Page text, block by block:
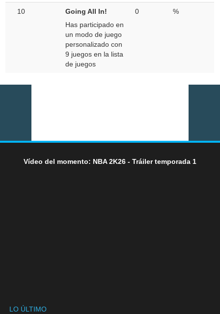
10
Going All In!
Has participado en
un modo de juego
personalizado con
9 juegos en la lista
de juegos
0 %
Vídeo del momento: NBA 2K26 - Tráiler temporada 1
LO ÚLTIMO